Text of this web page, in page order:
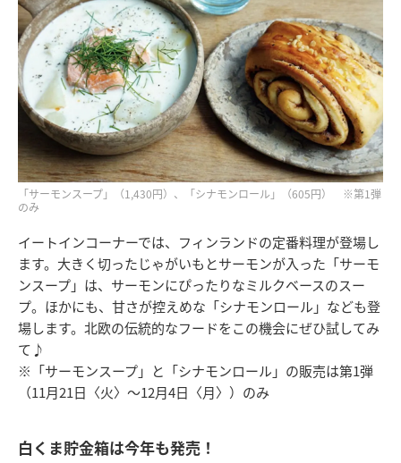
「サーモンスープ」（1,430円）、「シナモンロール」（605円） ※第1弾
のみ
イートインコーナーでは、フィンランドの定番料理が登場し
ます。大きく切ったじゃがいもとサーモンが入った「サーモ
ンスープ」は、サーモンにぴったりなミルクベースのスー
プ。ほかにも、甘さが控えめな「シナモンロール」なども登
場します。北欧の伝統的なフードをこの機会にぜひ試してみ
て♪
※「サーモンスープ」と「シナモンロール」の販売は第1弾
（11月21日〈火〉～12月4日〈月〉）のみ
白くま貯金箱は今年も発売！